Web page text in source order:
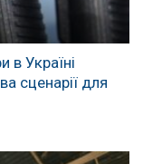
в Україні
сценарії для